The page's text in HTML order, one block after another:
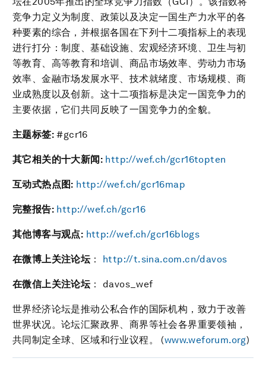
竞争力定义为制度、政策以及决定一国生产力水平的各
种要素的综合，并根据各国在下列十二项指标上的表现
进行打分：制度、基础设施、宏观经济环境、卫生与初
等教育、高等教育和培训、商品市场效率、劳动力市场
效率、金融市场发展水平、技术就绪度、市场规模、商
业成熟度以及创新。这十二项指标是决定一国竞争力的
主要依据，它们共同反映了一国竞争力的全貌。
主题标签: #gcr16
其它相关的十大新闻: http://wef.ch/gcr16topten
互动式热点图: http://wef.ch/gcr16map
完整报告: http://wef.ch/gcr16
其他博客与观点: http://wef.ch/gcr16blogs
在微博上关注论坛： http://t.sina.com.cn/davos
在微信上关注论坛： davos_wef
世界经济论坛是推动公私合作的国际机构，致力于改善
世界状况。论坛汇聚政界、商界等社会各界重要领袖，
共同制定全球、区域和行业议程。 (www.weforum.org)